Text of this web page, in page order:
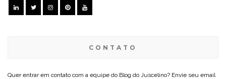
CONTATO
Quer entrar em contato com a equipe do Blog do Juscelino? Envie seu email